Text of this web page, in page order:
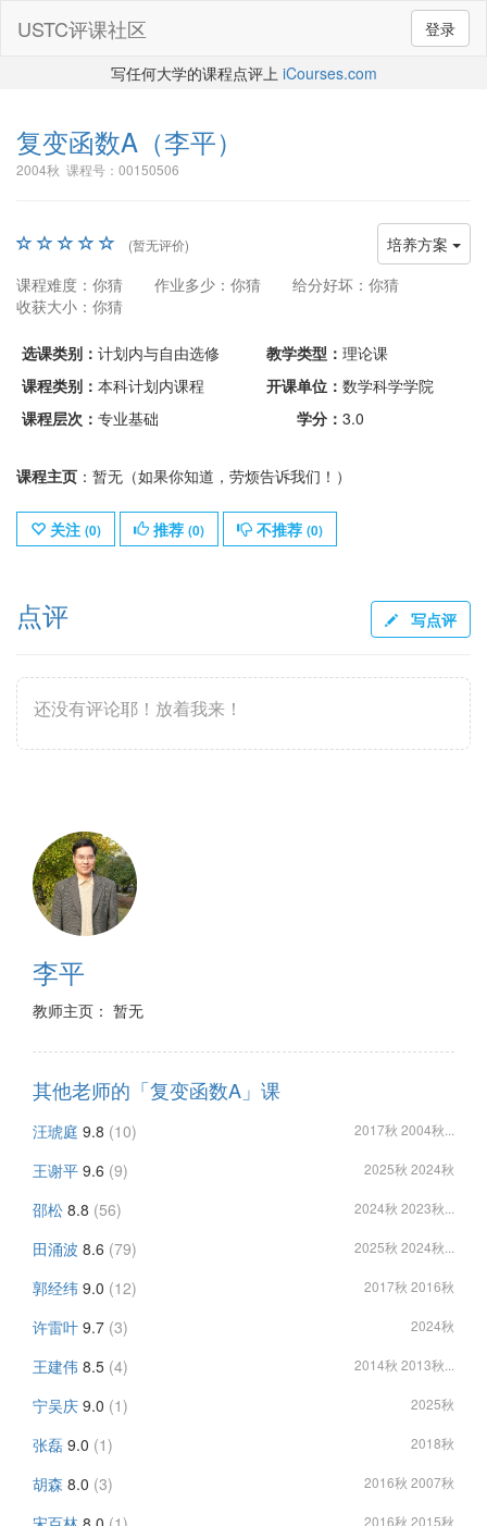
登录
USTC评课社区
写任何大学的课程点评上 iCourses.com
复变函数A （李平）
2004秋 课程号：00150506
培养方案
(暂无评价)
课程难度：你猜 作业多少：你猜
给分好坏：你猜
收获大小：你猜
选课类别： 计划内与自由选修 教学类型： 理论课
课程类别： 本科计划内课程 开课单位： 数学科学学院
课程层次： 专业基础 学分： 3.0
课程主页 ：暂无（如果你知道，劳烦告诉我们！）
关注 (0) 推荐 (0) 不推荐 (0)
点评 写点评
还没有评论耶！放着我来！
李平
教师主页： 暂无
其他老师的「复变函数A」课
汪琥庭 9.8 (10) 2017秋 2004秋...
王谢平 9.6 (9) 2025秋 2024秋
邵松 8.8 (56) 2024秋 2023秋...
田涌波 8.6 (79) 2025秋 2024秋...
郭经纬 9.0 (12) 2017秋 2016秋
许雷叶 9.7 (3) 2024秋
王建伟 8.5 (4) 2014秋 2013秋...
宁吴庆 9.0 (1) 2025秋
张磊 9.0 (1) 2018秋
胡森 8.0 (3) 2016秋 2007秋
2016秋 2015秋